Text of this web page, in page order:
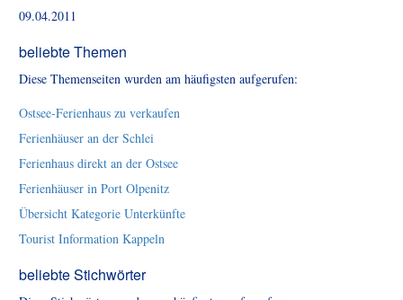
09.04.2011
beliebte Themen
Diese Themenseiten wurden am häufigsten aufgerufen:
Ostsee-Ferienhaus zu verkaufen
Ferienhäuser an der Schlei
Ferienhaus direkt an der Ostsee
Ferienhäuser in Port Olpenitz
Übersicht Kategorie Unterkünfte
Tourist Information Kappeln
beliebte Stichwörter